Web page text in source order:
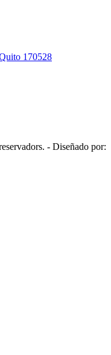
170528
- Diseñado por: